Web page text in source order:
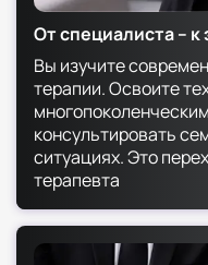
000 рублей
Эксперт с
Факторы,
Место работы
практика)
Специализация
отношения,
Репутация и
5. Плюсы и
От специалиста – к
Вы изучите
терапии. Освоите
консультировать
ситуациях. Это
терапевта